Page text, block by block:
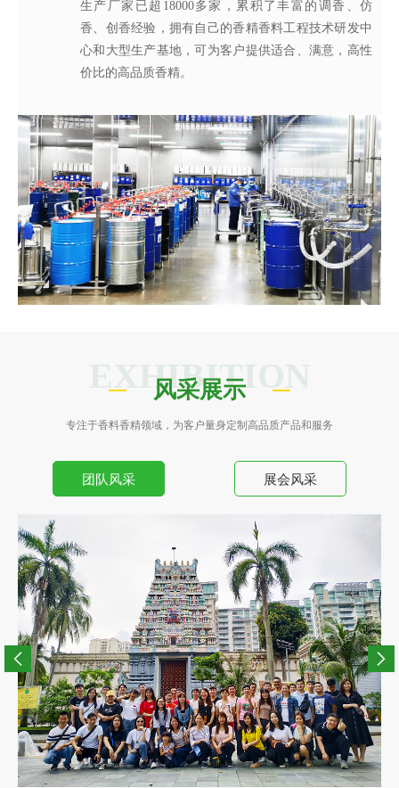
生产厂家已超18000多家，累积了丰富的调香、仿
香、创香经验，拥有自己的香精香料工程技术研发中
心和大型生产基地，可为客户提供适合、满意，高性
价比的高品质香精。
名花凝聚了一支博士专家组成的创新团队，与国内多
所院校建立起产、学、研合作，获得发明专利19项，
承担有国家、省、市级科技创新项目5项，已建成广
东省香精香料工程技术研究中心。
术于一体的创造性活动。名花调香师感知生活的美
好，捕捉灵感的瞬间，感受香之魂与香之韵，研发创
造出令人愉悦的香精香料产品；同时在保证安全、稳
定、健康的条件下，每一味香皆是名花调香师对香味
工程师从事香精香料在各类产品中的开发应用，同
时，名花也积极参与客户的产品研究与开发过程，针
对客户的要求提供相应的香精应用服务，协助我们客
户的新品开发提供具有更高效率、更高质量的技术服
技术人员组成，基于高素质的质量管理团队、完善的
质量管理体系、先进的检验检测设备，我们从原料、
半成品到成品的全流程有效监控，确保了产品稳定性
和安全性。
生产厂家已超18000多家，累积了丰富的调香、仿
香、创香经验，拥有自己的香精香料工程技术研发中
心和大型生产基地，可为客户提供适合、满意，高性
价比的高品质香精。
基地，配置有先进的现代化香精生产线，目前年产量
达8000吨以上，为名花强大稳定的供货能力及远超出
同行业的交货速度奠定了坚实的基础，稳定持续地为
厂商提供高品质香精!
们从客户的角度着想，不断满足客户对提高其产品质
量以及缩短交货期的需求，对于客户的紧急要求，公
司启动应急机制并发挥遍布全球88个销售服务网点的
专业高效优势，及时解决客户之急。
EXHIBITION
风采展示
专注于香料香精领域，为客户量身定制高品质产品和服务
团队风采 展会风采